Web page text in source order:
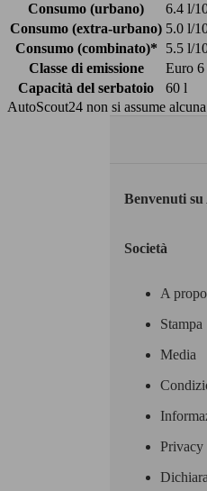
Consumo (urbano)
6.4 l/
Consumo (extra-urbano) 5.0 l/
Consumo (combinato)*
5.5 l/
Classe di emissione
Euro 6
Capacità del serbatoio
60 l
AutoScout24 non si assume
Benvenuti
Società
A
Stampa
Media
Privacy